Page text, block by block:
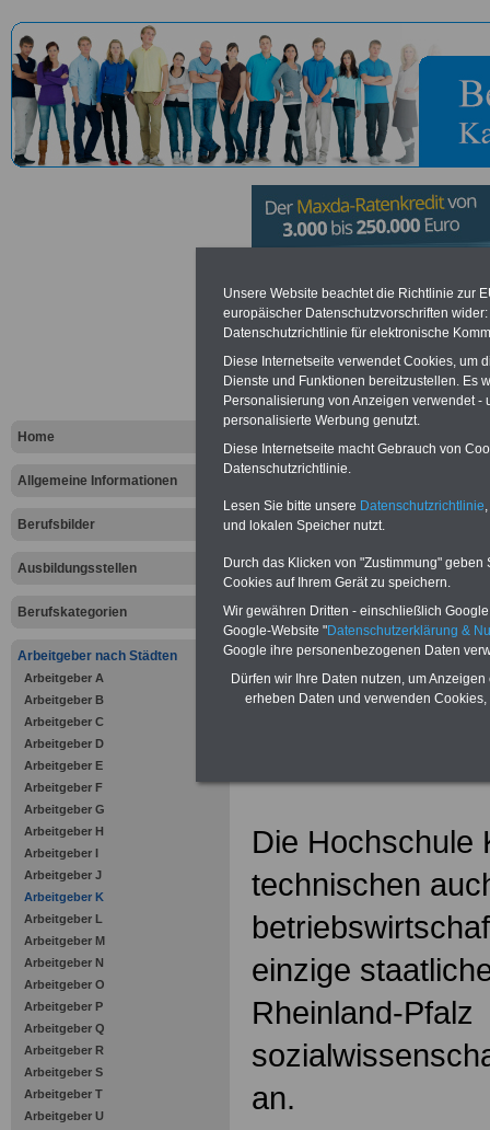
Home
Allgemeine Informationen
Berufsbilder
Ausbildungsstellen
Berufskategorien
Arbeitgeber nach Städten
Arbeitgeber A
Arbeitgeber B
Arbeitgeber C
Arbeitgeber D
Arbeitgeber E
Arbeitgeber F
Arbeitgeber G
Arbeitgeber H
Arbeitgeber I
Arbeitgeber J
Arbeitgeber K
Arbeitgeber L
Arbeitgeber M
Arbeitgeber N
Arbeitgeber O
Arbeitgeber P
Arbeitgeber Q
Arbeitgeber R
Arbeitgeber S
Arbeitgeber T
Arbeitgeber U
Vorteile für den öffentlichen
Vergleichen und sparen
Bausparen schon ab 16 Jahren
Berufsunfähigkeitsabsicherung
Online-Vergleich Gesetzliche
Krankenkassen
Vorteile der Privaten
Krankenversicherung
zurück zur
Die Hochschule
technischen
einzige
Rheinland-Pfalz
an.
Unsere Website beachtet die Richtlinie zur
europäischer Datenschutzvorschriften
Datenschutzrichtlinie für elektronische
Diese Internetseite verwendet Cookies, um
Dienste und Funktionen bereitzustellen. Es
Personalisierung von Anzeigen verwendet
personalisierte Werbung genutzt.
Diese Internetseite macht Gebrauch von
Datenschutzrichtlinie.
Lesen Sie bitte unsere Datenschutzrichtlinie
und lokalen Speicher nutzt.
Durch das Klicken von "Zustimmung"
Cookies auf Ihrem Gerät zu speichern.
Wir gewähren Dritten - einschließlich
Google-Website "Datenschutzerklärung &
Google ihre personenbezogenen Daten
Dürfen wir Ihre Daten nutzen, um
erheben Daten und verwenden